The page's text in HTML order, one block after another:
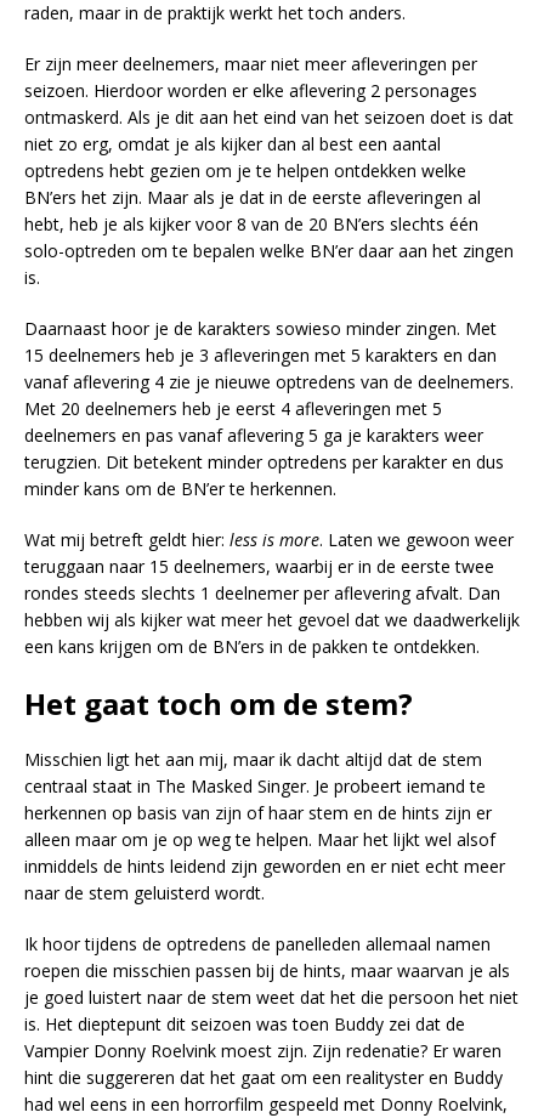
raden, maar in de praktijk werkt het toch anders.
Er zijn meer deelnemers, maar niet meer afleveringen per
seizoen. Hierdoor worden er elke aflevering 2 personages
ontmaskerd. Als je dit aan het eind van het seizoen doet is dat
niet zo erg, omdat je als kijker dan al best een aantal
optredens hebt gezien om je te helpen ontdekken welke
BN’ers het zijn. Maar als je dat in de eerste afleveringen al
hebt, heb je als kijker voor 8 van de 20 BN’ers slechts één
solo-optreden om te bepalen welke BN’er daar aan het zingen
is.
Daarnaast hoor je de karakters sowieso minder zingen. Met
15 deelnemers heb je 3 afleveringen met 5 karakters en dan
vanaf aflevering 4 zie je nieuwe optredens van de deelnemers.
Met 20 deelnemers heb je eerst 4 afleveringen met 5
deelnemers en pas vanaf aflevering 5 ga je karakters weer
terugzien. Dit betekent minder optredens per karakter en dus
minder kans om de BN’er te herkennen.
Wat mij betreft geldt hier: less is more. Laten we gewoon weer
teruggaan naar 15 deelnemers, waarbij er in de eerste twee
rondes steeds slechts 1 deelnemer per aflevering afvalt. Dan
hebben wij als kijker wat meer het gevoel dat we daadwerkelijk
een kans krijgen om de BN’ers in de pakken te ontdekken.
Het gaat toch om de stem?
Misschien ligt het aan mij, maar ik dacht altijd dat de stem
centraal staat in The Masked Singer. Je probeert iemand te
herkennen op basis van zijn of haar stem en de hints zijn er
alleen maar om je op weg te helpen. Maar het lijkt wel alsof
inmiddels de hints leidend zijn geworden en er niet echt meer
naar de stem geluisterd wordt.
Ik hoor tijdens de optredens de panelleden allemaal namen
roepen die misschien passen bij de hints, maar waarvan je als
je goed luistert naar de stem weet dat het die persoon het niet
is. Het dieptepunt dit seizoen was toen Buddy zei dat de
Vampier Donny Roelvink moest zijn. Zijn redenatie? Er waren
hint die suggereren dat het gaat om een realityster en Buddy
had wel eens in een horrorfilm gespeeld met Donny Roelvink,